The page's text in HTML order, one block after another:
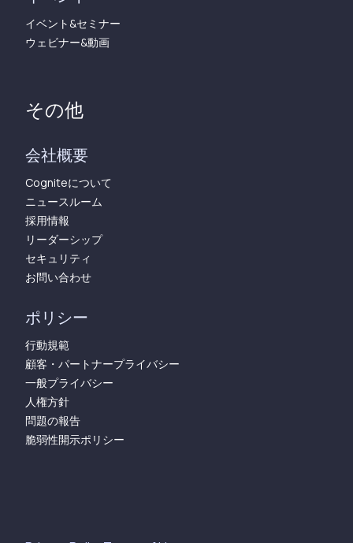
イベント&セミナー
ウェビナー&動画
その他
会社概要
Cogniteについて
ニュースルーム
採用情報
リーダーシップ
セキュリティ
お問い合わせ
ポリシー
行動規範
顧客・パートナープライバシー
一般プライバシー
人権方針
問題の報告
脆弱性開示ポリシー